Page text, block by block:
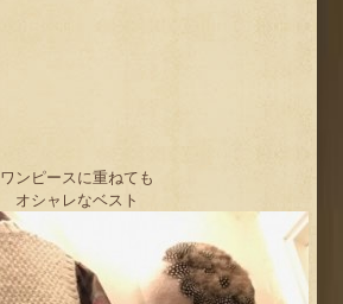
ワンピースに重ねても
オシャレなベスト